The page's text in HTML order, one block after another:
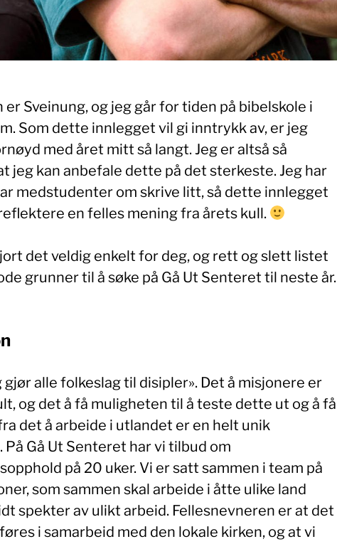
er Sveinung, og jeg går for tiden på bibelskole i
Som dette innlegget vil gi inntrykk av, er jeg
med året mitt så langt. Jeg er altså så
jeg kan anbefale dette på det sterkeste. Jeg har
medstudenter om skrive litt, så dette innlegget
en felles mening fra årets kull.
det veldig enkelt for deg, og rett og slett listet
grunner til å søke på Gå Ut Senteret til neste år.
gjør alle folkeslag til disipler». Det å misjonere er
og det å få muligheten til å teste dette ut og å få
det å arbeide i utlandet er en helt unik
På Gå Ut Senteret har vi tilbud om
på 20 uker. Vi er satt sammen i team på
som sammen skal arbeide i åtte ulike land
spekter av ulikt arbeid. Fellesnevneren er at det
i samarbeid med den lokale kirken, og at vi